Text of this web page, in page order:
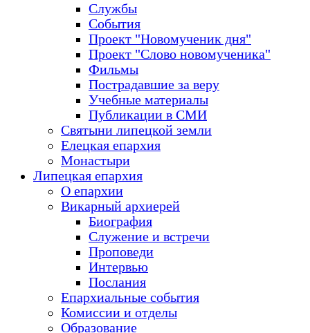
Службы
События
Проект "Новомученик дня"
Проект "Слово новомученика"
Фильмы
Пострадавшие за веру
Учебные материалы
Публикации в СМИ
Святыни липецкой земли
Елецкая епархия
Монастыри
Липецкая епархия
О епархии
Викарный архиерей
Биография
Служение и встречи
Проповеди
Интервью
Послания
Епархиальные события
Комиссии и отделы
Образование